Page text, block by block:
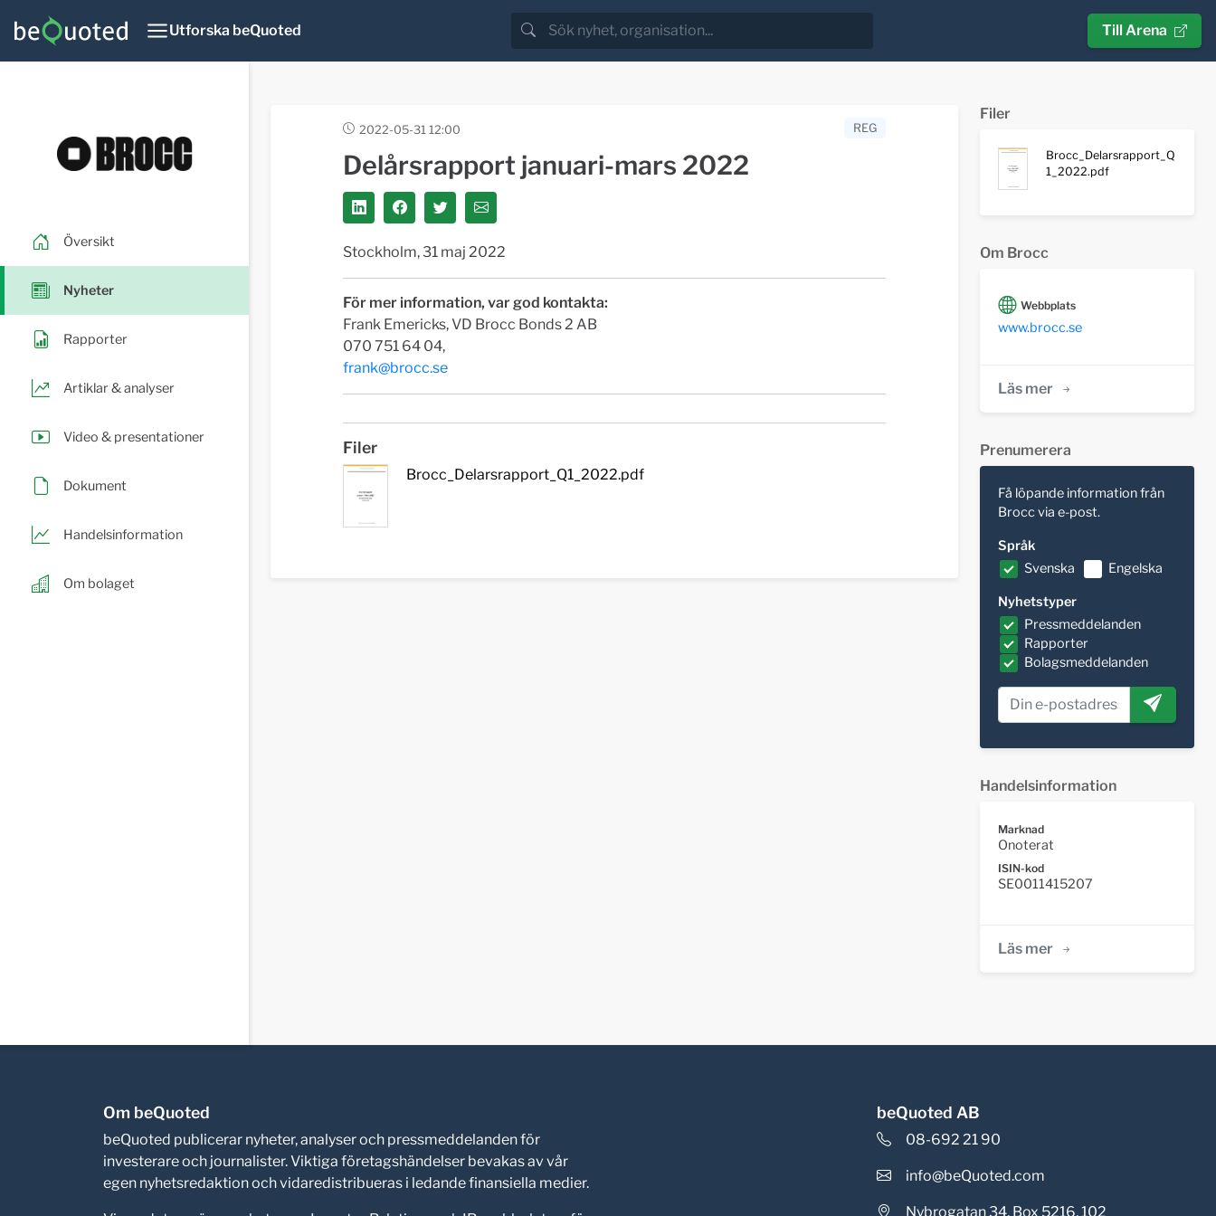
Utforska beQuoted Till Arena
Översikt
Nyheter
Rapporter
Artiklar & analyser
Video & presentationer
Dokument
Handelsinformation
Om bolaget
2022-05-31 12:00 REG
Delårsrapport januari-mars 2022
Stockholm, 31 maj 2022
För mer information, var god kontakta:
Frank Emericks, VD Brocc Bonds 2 AB
070 751 64 04,
frank@brocc.se
Filer
Brocc_Delarsrapport_Q1_2022.pdf
Filer
Brocc_Delarsrapport_Q
1_2022.pdf
Om Brocc
Webbplats
www.brocc.se
Läs mer
Prenumerera
Få löpande information från
Brocc via e-post.
Språk
Svenska
Engelska
Nyhetstyper
Pressmeddelanden
Rapporter
Bolagsmeddelanden
Handelsinformation
Marknad
Onoterat
ISIN-kod
SE0011415207
Läs mer
Om beQuoted
beQuoted publicerar nyheter, analyser och pressmeddelanden för
investerare och journalister. Viktiga företagshändelser bevakas av vår
egen nyhetsredaktion och vidaredistribueras i ledande finansiella medier.
beQuoted AB
08-692 21 90
info@beQuoted.com
Nybrogatan 34, Box 5216, 102